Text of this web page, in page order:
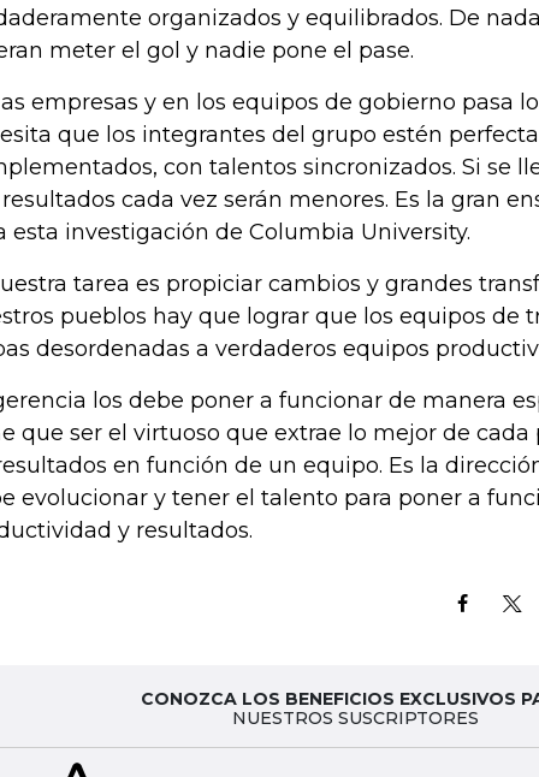
organizados y equilibrados. De
meter el gol y nadie pone el pase.
empresas y en los equipos de gobierno pasa
que los integrantes del grupo estén
con talentos sincronizados. Si se
cada vez serán menores. Es la gran
esta investigación de Columbia University.
tarea es propiciar cambios y grandes
pueblos hay que lograr que los equipos de
desordenadas a verdaderos equipos
los debe poner a funcionar de manera
que ser el virtuoso que extrae lo mejor de cada
en función de un equipo. Es la
evolucionar y tener el talento para poner a
y resultados.
CONOZCA LOS BENEFICIOS EXCLUSIVOS
NUESTROS SUSCRIPTORES